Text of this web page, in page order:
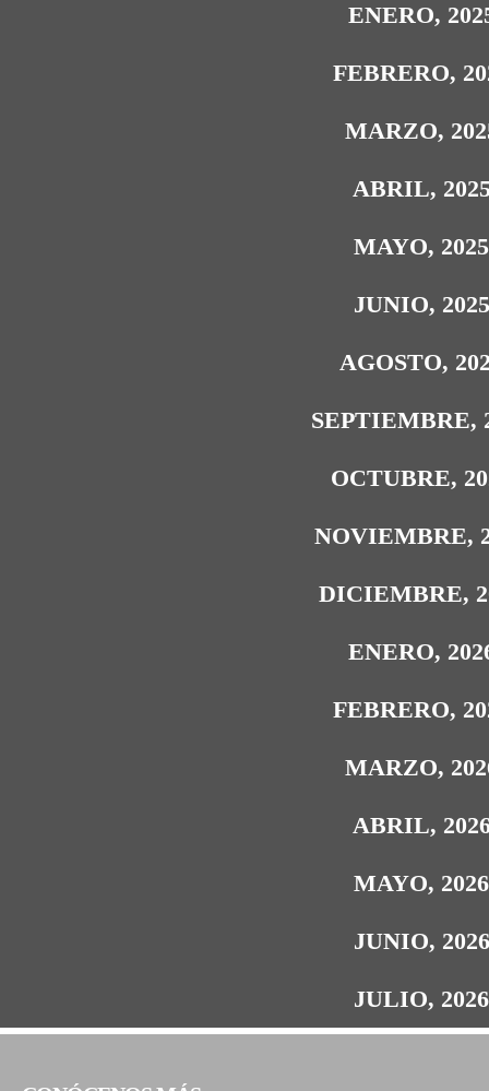
ENERO,
FEBRERO,
MARZO,
ABRIL,
MAYO, 2025
JUNIO, 2025
AGOSTO,
SEPTIEMBRE,
OCTUBRE,
NOVIEMBRE,
DICIEMBRE,
ENERO,
FEBRERO,
MARZO,
ABRIL,
MAYO, 2026
JUNIO, 2026
JULIO, 2026